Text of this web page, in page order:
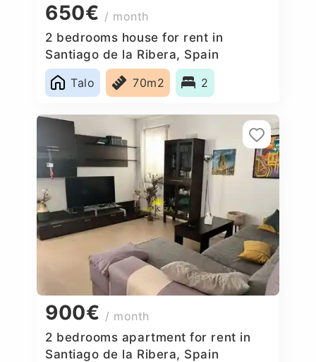
650€ / month
2 bedrooms house for rent in
Santiago de la Ribera, Spain
Talo
70m2 2
900€ / month
2 bedrooms apartment for rent in
Santiago de la Ribera, Spain